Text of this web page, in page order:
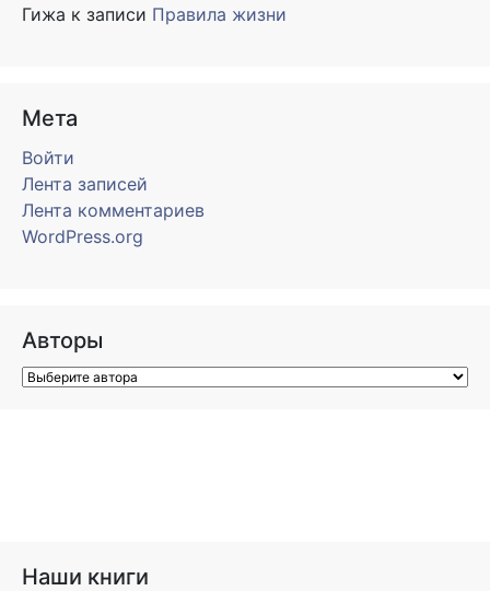
Гижа к записи Правила жизни
Мета
Войти
Лента записей
Лента комментариев
WordPress.org
Авторы
Наши книги